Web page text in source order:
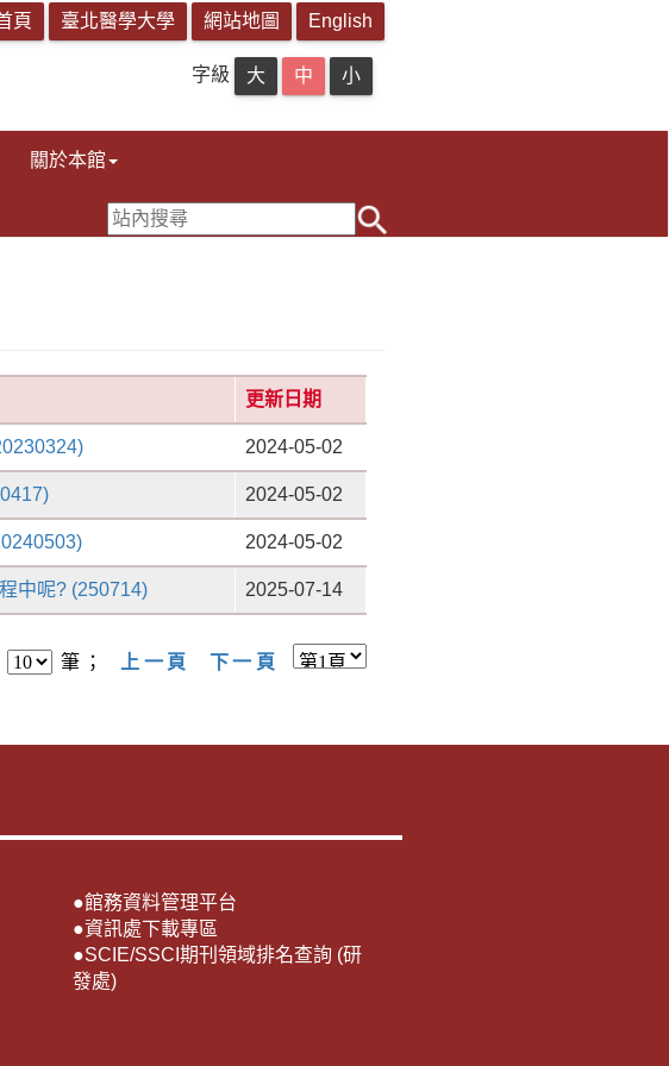
字級
關於本館
更新日期
2024-05-02
2024-05-02
2024-05-02
中呢? (250714) 2025-07-14
筆； 上一頁 下一頁
●館務資料管理平台
●資訊處下載專區
●SCIE/SSCI期刊領域排名查詢 (研
發處)